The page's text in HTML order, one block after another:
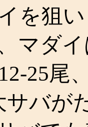
を狙
マダ
25尾
サバが